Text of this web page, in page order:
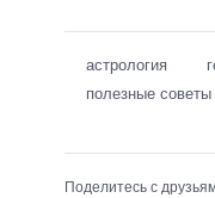
астрология
полезные советы
Поделитесь с